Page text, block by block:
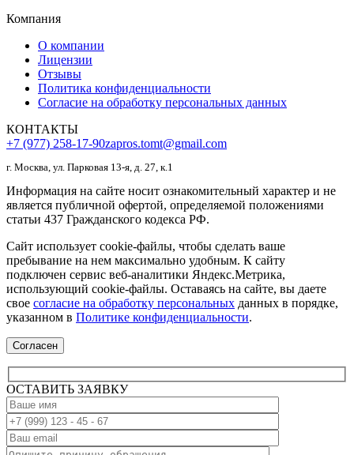
Компания
О компании
Лицензии
Отзывы
Политика конфиденциальности
Согласие на обработку персональных данных
КОНТАКТЫ
+7 (977) 258-17-90zapros.tomt@gmail.com
г. Москва, ул. Парковая 13-я, д. 27, к.1
Информация на сайте носит ознакомительный характер и не
является публичной офертой, определяемой положениями
статьи 437 Гражданского кодекса РФ.
Сайт использует cookie-файлы, чтобы сделать ваше
пребывание на нем максимально удобным. К сайту
подключен сервис веб-аналитики Яндекс.Метрика,
использующий cookie-файлы. Оставаясь на сайте, вы даете
свое согласие на обработку персональных данных в порядке,
указанном в Политике конфиденциальности.
Согласен
ОСТАВИТЬ ЗАЯВКУ